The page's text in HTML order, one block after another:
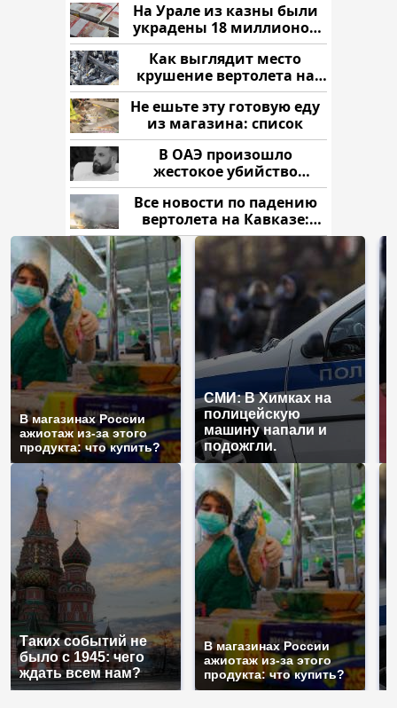
На Урале из казны были
украдены 18 миллионов
рублей
Как выглядит место
крушение вертолета на
Кавказе: смотреть
Не ешьте эту готовую еду
из магазина: список
В ОАЭ произошло
жестокое убийство
криптомиллионера
Все новости по падению
вертолета на Кавказе:
читать здесь
В магазинах России
ажиотаж из-за этого
продукта: что купить?
СМИ: В Химках на
полицейскую
машину напали и
подожгли.
Таких событий не
было с 1945: чего
ждать всем нам?
В магазинах России
ажиотаж из-за этого
продукта: что купить?